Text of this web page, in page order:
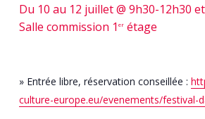
Du 10 au 12 juillet @ 9h30-12h30
Salle commission 1 erétage
» Entrée libre, réservation conseillée :
culture-europe.eu/evenements/festival-